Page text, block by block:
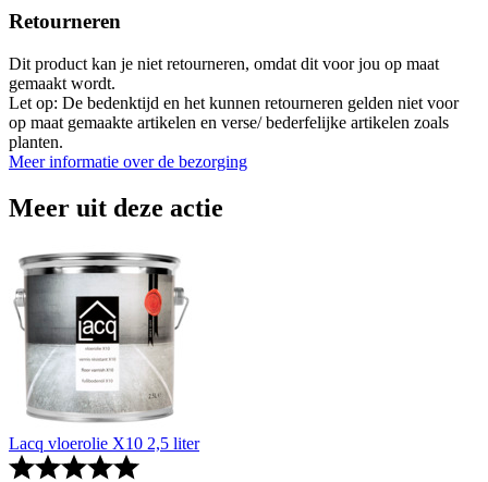
Retourneren
Dit product kan je niet retourneren, omdat dit voor jou op maat
gemaakt wordt.
Let op: De bedenktijd en het kunnen retourneren gelden niet voor
op maat gemaakte artikelen en verse/ bederfelijke artikelen zoals
planten.
Meer informatie over de bezorging
Meer uit deze actie
Lacq vloerolie X10 2,5 liter